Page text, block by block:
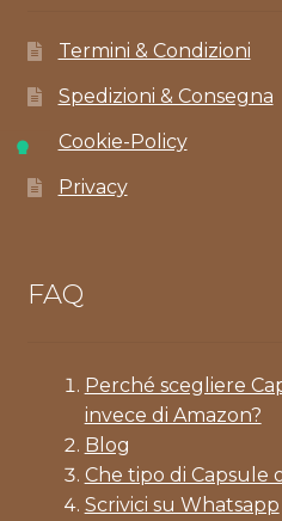
Termini & Condizioni
Spedizioni & Consegna
Cookie-Policy
Privacy
FAQ
Perché scegliere
invece di Amazon?
Blog
Che tipo di Capsule
Scrivici su Whatsapp